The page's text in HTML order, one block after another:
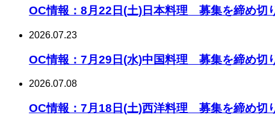
OC情報：8月22日(土)日本料理 募集を締め切
2026.07.23
OC情報：7月29日(水)中国料理 募集を締め切
2026.07.08
OC情報：7月18日(土)西洋料理 募集を締め切